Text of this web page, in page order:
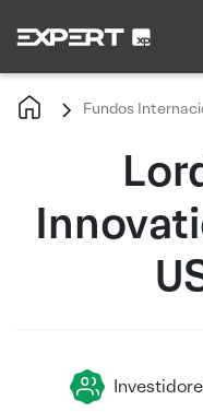
Fundos